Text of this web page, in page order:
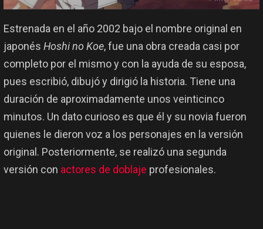
Estrenada en el año 2002 bajo el nombre original en
japonés Hoshi no Koe, fue una obra creada casi por
completo por el mismo y con la ayuda de su esposa,
pues escribió, dibujó y dirigió la historia. Tiene una
duración de aproximadamente unos veinticinco
minutos. Un dato curioso es que él y su novia fueron
quienes le dieron voz a los personajes en la versión
original. Posteriormente, se realizó una segunda
versión con actores de doblaje profesionales.